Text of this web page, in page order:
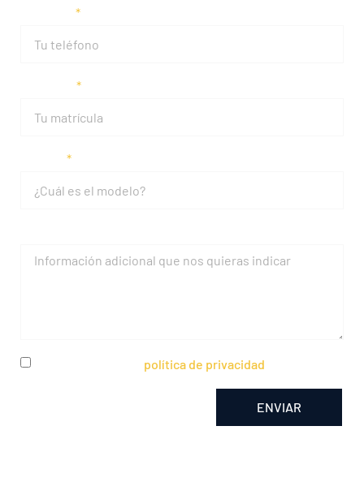
política de privacidad
ENVIAR